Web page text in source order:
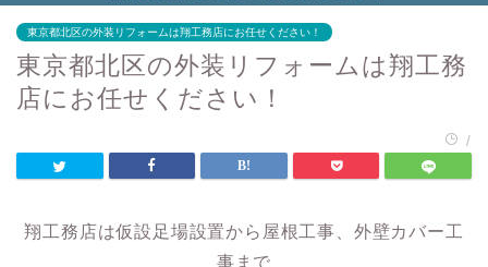
東京都北区の外装リフォームは翔工務店にお任せください！
東京都北区の外装リフォームは翔工務
店にお任せください！
/
翔工務店は仮設足場設置から屋根工事、外壁カバー工
事まで